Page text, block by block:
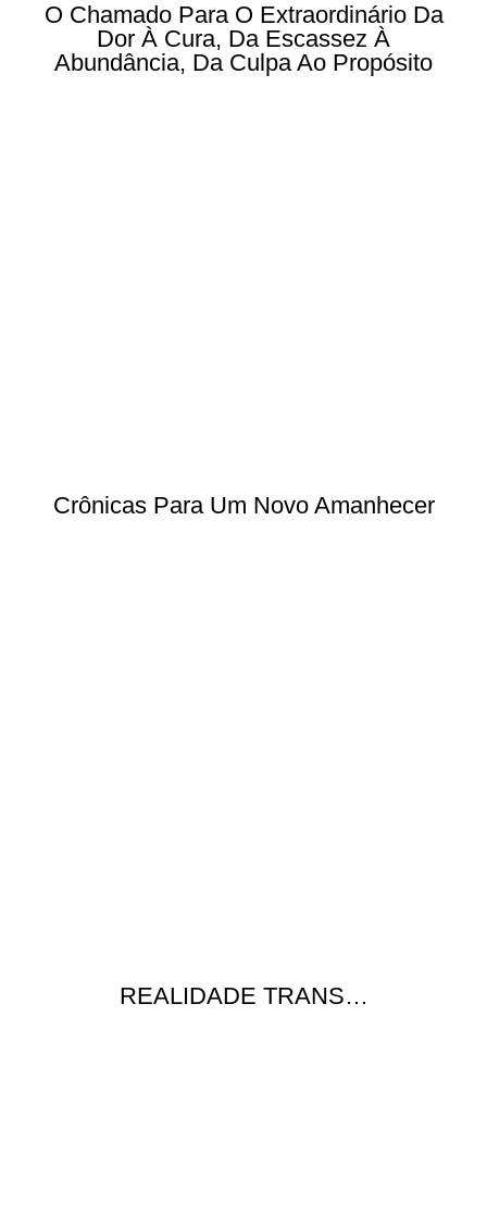
O Chamado Para O Extraordinário Da
Dor À Cura, Da Escassez À
Abundância, Da Culpa Ao Propósito
Crônicas Para Um Novo Amanhecer
REALIDADE TRANS…